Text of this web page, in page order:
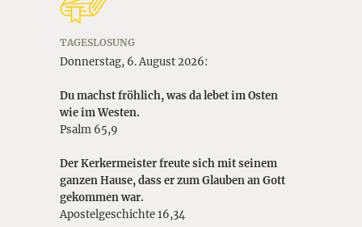
TAGESLOSUNG
Donnerstag, 6. August 2026:
Du machst fröhlich, was da lebet im Osten
wie im Westen.
Psalm 65,9
Der Kerkermeister freute sich mit seinem
ganzen Hause, dass er zum Glauben an Gott
gekommen war.
Apostelgeschichte 16,34